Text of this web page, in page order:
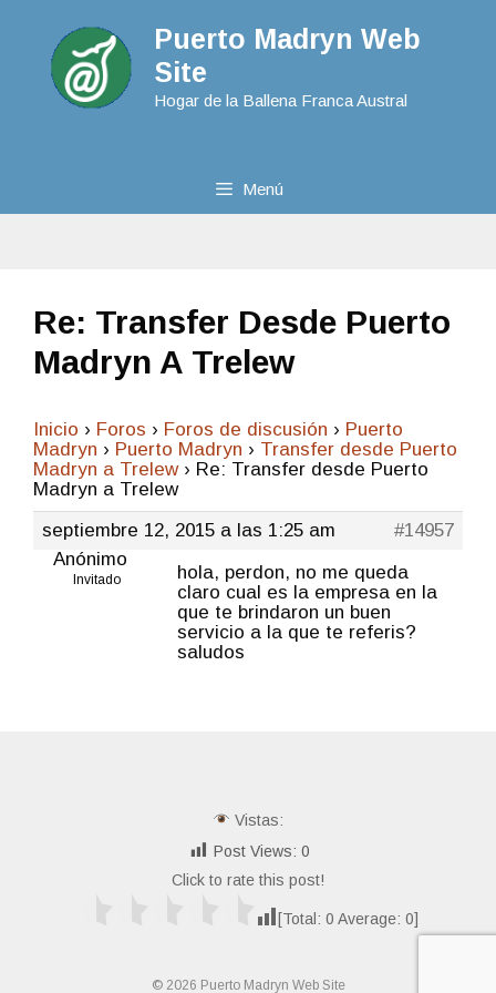
Puerto Madryn Web
Site
Hogar de la Ballena Franca Austral
Menú
Re: Transfer Desde Puerto
Madryn A Trelew
Inicio › Foros › Foros de discusión › Puerto
Madryn › Puerto Madryn › Transfer desde Puerto
Madryn a Trelew › Re: Transfer desde Puerto
Madryn a Trelew
septiembre 12, 2015 a las 1:25 am
#14957
Anónimo
Invitado
hola, perdon, no me queda
claro cual es la empresa en la
que te brindaron un buen
servicio a la que te referis?
saludos
Vistas:
Post Views: 0
Click to rate this post!
[Total: 0 Average: 0]
© 2026 Puerto Madryn Web Site